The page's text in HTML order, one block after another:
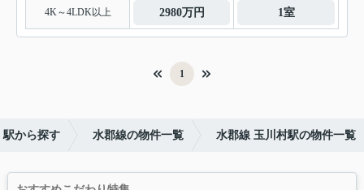
4K～4LDK以上 2980万円 1室
1
駅から探す 水郡線の物件一覧 水郡線 玉川村駅の物件一覧